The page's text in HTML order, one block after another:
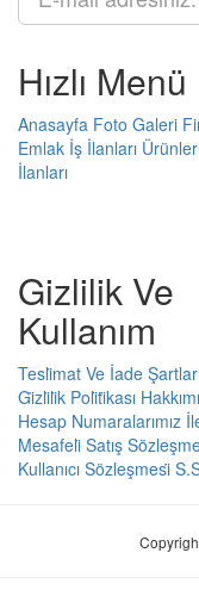
Hızlı Menü
Anasayfa Foto Galeri
Emlak İş İlanları Ürünler
İlanları
Gizlilik Ve
Kullanım
Tesli̇mat Ve İade
Gi̇zli̇li̇k Poli̇ti̇kası
Hesap Numaralarımız
Mesafeli̇ Satış
Kullanıcı Sözleşmesi̇